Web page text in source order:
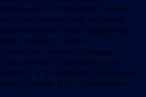
я не собирался. Терять
силы вмазал ему по морде
на ногах и упал. Вокруг все
дальше? Немец
был знаком с евреями в
и мордобоем не
смог. Я не верю что он еврей».
историю Юда Залманович